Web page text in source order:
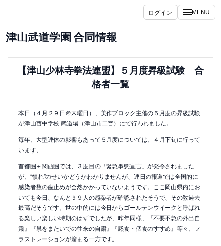
を
ス
キ
ログイン MENU
津山武道学園 合同情報
【津山少林寺拳法連盟】５月度昇級試験 合
格者一覧
本日（４月２９日＠木曜日）、美作ブロック主催の５月度の昇級試験
が津山西中学校 武道場（津山市二宮）にて行われました。
毎年、大型連休の影響もあって５月度については、４月下旬に行って
います。
首都圏＋関西圏では、３度目の「緊急事態宣言」が発令されました
が、“慣れ”のせいかどうかわかりませんが、連日の報道では全国的に
感染者数の歯止めが全然かかっていないようです。ここ岡山県内にお
いても今日、なんと９９人の感染者が確認されたそうで、その数過去
最高だそうです。世の中的には今日からゴールデンウイークと呼ばれ
る楽しい楽しい時期のはずでしたが、昨年同様、『不要不急の外出自
粛』『県をまたいでの往来の自粛』『黙食・個食のすすめ』等々、フ
ラストレーションが溜まる一方です。